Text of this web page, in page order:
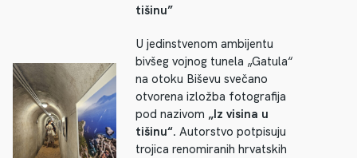
tišinu”
U jedinstvenom ambijentu
bivšeg vojnog tunela „Gatula“
na otoku Biševu svečano
otvorena izložba fotografija
pod nazivom „Iz visina u
tišinu“. Autorstvo potpisuju
trojica renomiranih hrvatskih